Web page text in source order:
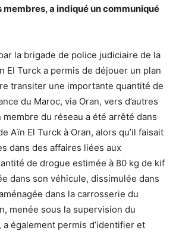
a indiqué un communiqué
la brigade de police judiciaire de la
El Turck a permis de déjouer un plan
transiter une importante quantité de
du Maroc, via Oran, vers d’autres
membre du réseau a été arrêté dans
Aïn El Turck à Oran, alors qu’il faisait
dans des affaires liées aux
de drogue estimée à 80 kg de kif
dans son véhicule, dissimulée dans
dans la carrosserie du
menée sous la supervision du
également permis d’identifier et